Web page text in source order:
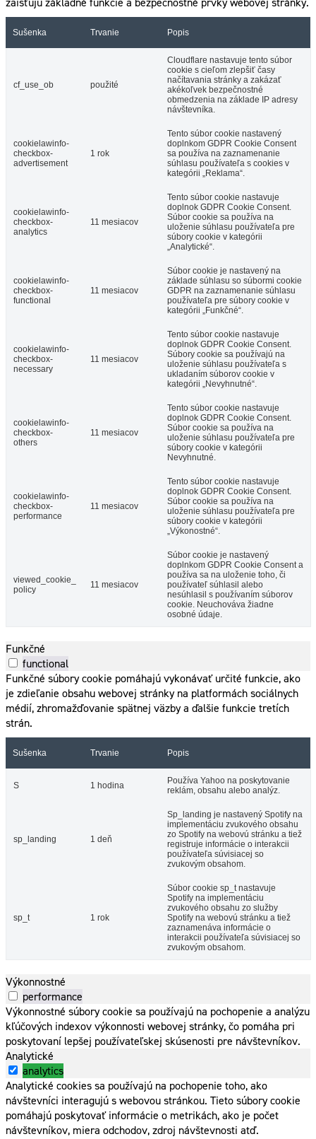
Sušenka Trvanie Popis
cf_use_ob použité
Cloudflare nastavuje tento súbor
cookie s cieľom zlepšiť časy
načítavania stránky a zakázať
akékoľvek bezpečnostné
obmedzenia na základe IP adresy
návštevníka.
cookielawinfo-
checkbox-
advertisement
1 rok
Tento súbor cookie nastavený
doplnkom GDPR Cookie Consent
sa používa na zaznamenanie
súhlasu používateľa s cookies v
kategórii „Reklama“.
cookielawinfo-
checkbox-
analytics
11 mesiacov
Tento súbor cookie nastavuje
doplnok GDPR Cookie Consent.
Súbor cookie sa používa na
uloženie súhlasu používateľa pre
súbory cookie v kategórii
„Analytické“.
cookielawinfo-
checkbox-
functional
11 mesiacov
Súbor cookie je nastavený na
základe súhlasu so súbormi cookie
GDPR na zaznamenanie súhlasu
používateľa pre súbory cookie v
kategórii „Funkčné“.
cookielawinfo-
checkbox-
necessary
11 mesiacov
Tento súbor cookie nastavuje
doplnok GDPR Cookie Consent.
Súbory cookie sa používajú na
uloženie súhlasu používateľa s
ukladaním súborov cookie v
kategórii „Nevyhnutné“.
cookielawinfo-
checkbox-
others
11 mesiacov
Tento súbor cookie nastavuje
doplnok GDPR Cookie Consent.
Súbor cookie sa používa na
uloženie súhlasu používateľa pre
súbory cookie v kategórii
Nevyhnutné.
cookielawinfo-
checkbox-
performance
11 mesiacov
Tento súbor cookie nastavuje
doplnok GDPR Cookie Consent.
Súbor cookie sa používa na
uloženie súhlasu používateľa pre
súbory cookie v kategórii
„Výkonostné“.
viewed_cookie_
policy
11 mesiacov
Súbor cookie je nastavený
doplnkom GDPR Cookie Consent a
používa sa na uloženie toho, či
používateľ súhlasil alebo
nesúhlasil s používaním súborov
cookie. Neuchováva žiadne
osobné údaje.
Funkčné
functional
Funkčné súbory cookie pomáhajú vykonávať určité funkcie, ako
je zdieľanie obsahu webovej stránky na platformách sociálnych
médií, zhromažďovanie spätnej väzby a ďalšie funkcie tretích
strán.
Sušenka Trvanie Popis
S 1 hodina
Používa Yahoo na poskytovanie
reklám, obsahu alebo analýz.
sp_landing 1 deň
Sp_landing je nastavený Spotify na
implementáciu zvukového obsahu
zo Spotify na webovú stránku a tiež
registruje informácie o interakcii
používateľa súvisiacej so
zvukovým obsahom.
sp_t 1 rok
Súbor cookie sp_t nastavuje
Spotify na implementáciu
zvukového obsahu zo služby
Spotify na webovú stránku a tiež
zaznamenáva informácie o
interakcii používateľa súvisiacej so
zvukovým obsahom.
Výkonnostné
performance
Výkonnostné súbory cookie sa používajú na pochopenie a analýzu
kľúčových indexov výkonnosti webovej stránky, čo pomáha pri
poskytovaní lepšej používateľskej skúsenosti pre návštevníkov.
Analytické
analytics
Analytické cookies sa používajú na pochopenie toho, ako
návštevníci interagujú s webovou stránkou. Tieto súbory cookie
pomáhajú poskytovať informácie o metrikách, ako je počet
návštevníkov, miera odchodov, zdroj návštevnosti atď.